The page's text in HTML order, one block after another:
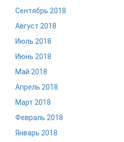
Сентябрь 2018
Август 2018
Июль 2018
Июнь 2018
Май 2018
Апрель 2018
Март 2018
Февраль 2018
Январь 2018